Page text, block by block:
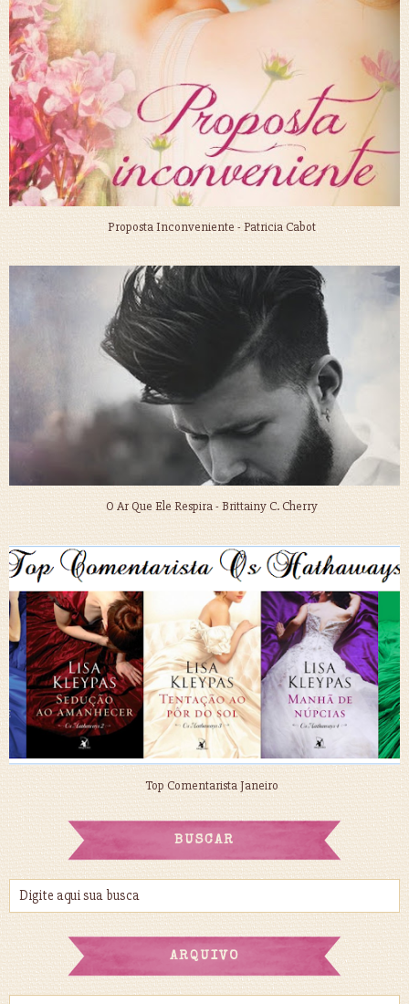
Proposta Inconveniente - Patricia Cabot
O Ar Que Ele Respira - Brittainy C. Cherry
Top Comentarista Janeiro
BUSCAR
ARQUIVO